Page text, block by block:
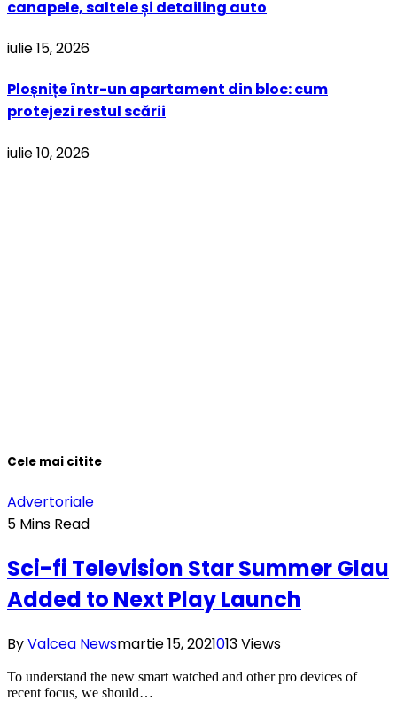
canapele, saltele și detailing auto
iulie 15, 2026
Ploșnițe într-un apartament din bloc: cum
protejezi restul scării
iulie 10, 2026
Cele mai citite
Advertoriale
5 Mins Read
Sci-fi Television Star Summer Glau
Added to Next Play Launch
ByValcea Newsmartie 15, 2021013Views
To understand the new smart watched and other pro devices of
recent focus, we should…